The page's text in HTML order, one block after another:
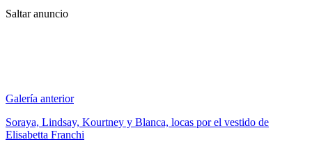
Saltar anuncio
Galería anterior
Soraya, Lindsay, Kourtney y Blanca, locas por el vestido de
Elisabetta Franchi